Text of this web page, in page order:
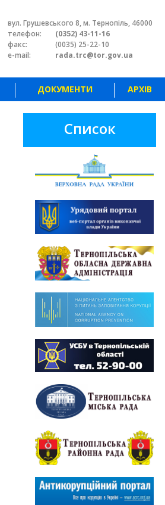
вул. Грушевського 8, м. Тернопіль, 46000
телефон:
(0352) 43-11-16
факс:
(0035) 25-22-10
e-mail:
rada.trc@tor.gov.ua
ДОКУМЕНТИ АРХІВ
Список